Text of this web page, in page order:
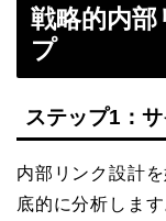
戦略的内
プ
ステップ1：
内部リンク設計
底的に分析しま